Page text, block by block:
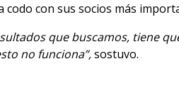
con sus socios más
que buscamos, tiene
no funciona”,sostuvo.